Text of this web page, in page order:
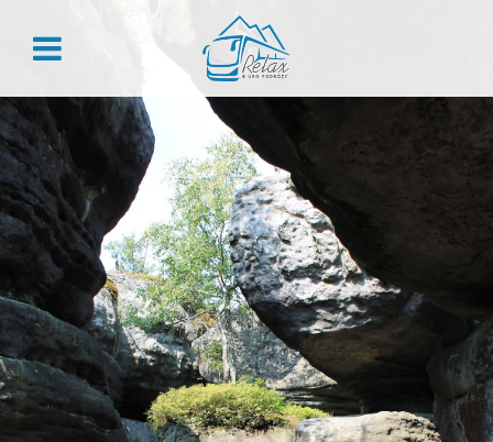
ZALOGUJ
Zaloguj
Nie pamiętasz hasła?
REJESTRACJA
Załóż konto, aby skorzystać z przywilejów dla stałych
klientów:
Historia zamówień Rabaty grupowe